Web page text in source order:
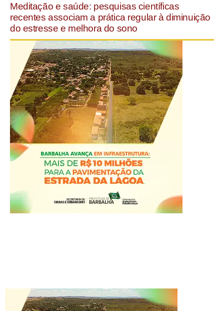
Meditação e saúde: pesquisas científicas
recentes associam a prática regular à diminuição
do estresse e melhora do sono